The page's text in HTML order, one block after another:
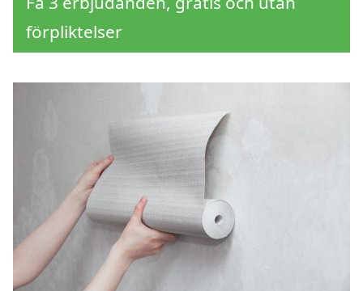
förpliktelser